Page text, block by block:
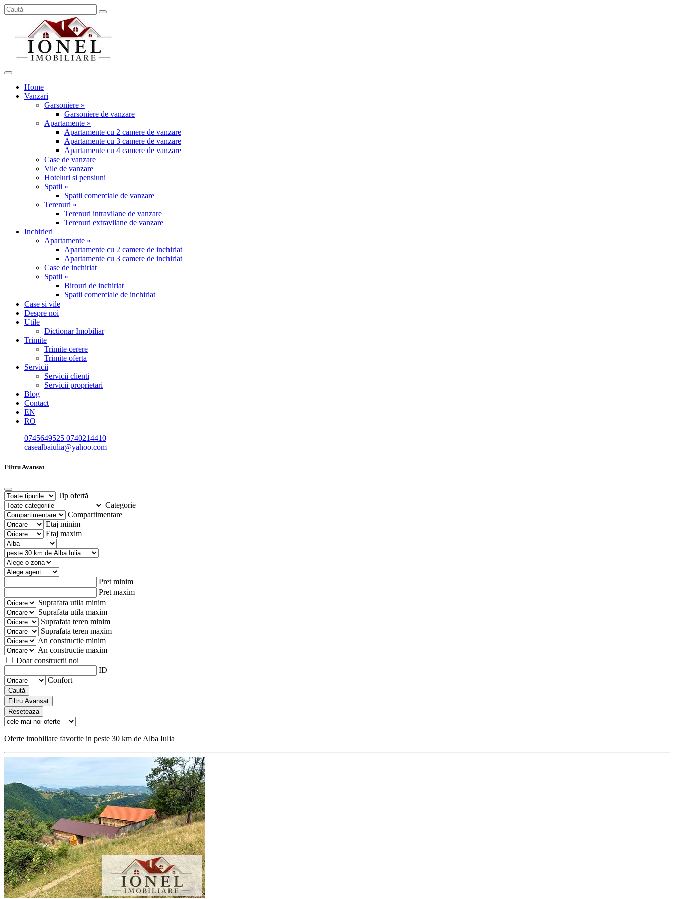
Home
Vanzari
Garsoniere »
Garsoniere de vanzare
Apartamente »
Apartamente cu 2 camere de vanzare
Apartamente cu 3 camere de vanzare
Apartamente cu 4 camere de vanzare
Case de vanzare
Vile de vanzare
Hoteluri si pensiuni
Spatii »
Spatii comerciale de vanzare
Terenuri »
Terenuri intravilane de vanzare
Terenuri extravilane de vanzare
Inchirieri
Apartamente »
Apartamente cu 2 camere de inchiriat
Apartamente cu 3 camere de inchiriat
Case de inchiriat
Spatii »
Birouri de inchiriat
Spatii comerciale de inchiriat
Case si vile
Despre noi
Utile
Dictionar Imobiliar
Trimite
Trimite cerere
Trimite oferta
Servicii
Servicii clienti
Servicii proprietari
Blog
Contact
EN
RO
0745649525 0740214410
casealbaiulia@yahoo.com
Filtru Avansat
Tip ofertă
Categorie
Compartimentare
Etaj minim
Etaj maxim
Pret minim
Pret maxim
Suprafata utila minim
Suprafata utila maxim
Suprafata teren minim
Suprafata teren maxim
An constructie minim
An constructie maxim
Doar constructii noi
ID
Confort
Caută
Filtru Avansat
Reseteaza
Oferte imobiliare favorite in peste 30 km de Alba Iulia